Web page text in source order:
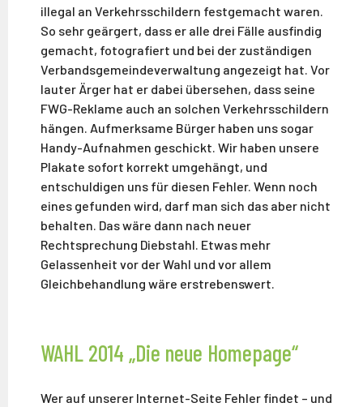
illegal an Verkehrsschildern festgemacht waren.
So sehr geärgert, dass er alle drei Fälle ausfindig
gemacht, fotografiert und bei der zuständigen
Verbandsgemeindeverwaltung angezeigt hat. Vor
lauter Ärger hat er dabei übersehen, dass seine
FWG-Reklame auch an solchen Verkehrsschildern
hängen. Aufmerksame Bürger haben uns sogar
Handy-Aufnahmen geschickt. Wir haben unsere
Plakate sofort korrekt umgehängt, und
entschuldigen uns für diesen Fehler. Wenn noch
eines gefunden wird, darf man sich das aber nicht
behalten. Das wäre dann nach neuer
Rechtsprechung Diebstahl. Etwas mehr
Gelassenheit vor der Wahl und vor allem
Gleichbehandlung wäre erstrebenswert.
WAHL 2014 „Die neue Homepage“
Wer auf unserer Internet-Seite Fehler findet – und